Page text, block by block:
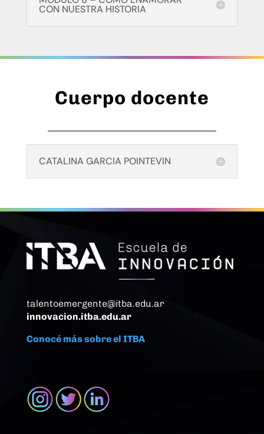
CON NUESTRA HISTORIA
Cuerpo docente
CATALINA GARCIA POINTEVIN
talentoemergente@itba.edu.ar
innovacion.itba.edu.ar
Conocé más sobre el ITBA